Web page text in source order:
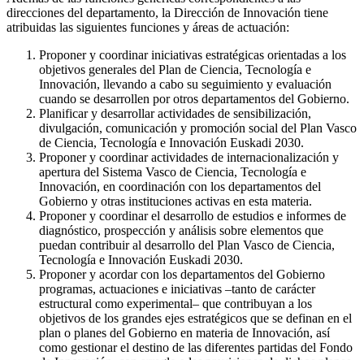
direcciones del departamento, la Dirección de Innovación tiene
atribuidas las siguientes funciones y áreas de actuación:
Proponer y coordinar iniciativas estratégicas orientadas a los
objetivos generales del Plan de Ciencia, Tecnología e
Innovación, llevando a cabo su seguimiento y evaluación
cuando se desarrollen por otros departamentos del Gobierno.
Planificar y desarrollar actividades de sensibilización,
divulgación, comunicación y promoción social del Plan Vasco
de Ciencia, Tecnología e Innovación Euskadi 2030.
Proponer y coordinar actividades de internacionalización y
apertura del Sistema Vasco de Ciencia, Tecnología e
Innovación, en coordinación con los departamentos del
Gobierno y otras instituciones activas en esta materia.
Proponer y coordinar el desarrollo de estudios e informes de
diagnóstico, prospección y análisis sobre elementos que
puedan contribuir al desarrollo del Plan Vasco de Ciencia,
Tecnología e Innovación Euskadi 2030.
Proponer y acordar con los departamentos del Gobierno
programas, actuaciones e iniciativas –tanto de carácter
estructural como experimental– que contribuyan a los
objetivos de los grandes ejes estratégicos que se definan en el
plan o planes del Gobierno en materia de Innovación, así
como gestionar el destino de las diferentes partidas del Fondo